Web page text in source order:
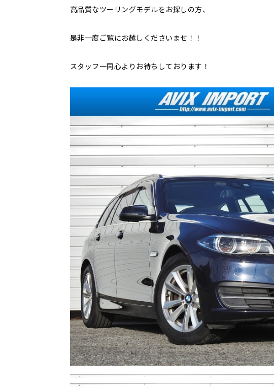
高品質なツーリングモデルをお探しの方、
是非一度ご覧にお越しくださいませ！！
スタッフ一同心よりお待ちしております！